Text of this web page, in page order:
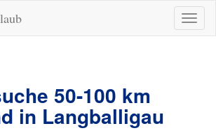
ein-/
50-100 km
in Langballigau